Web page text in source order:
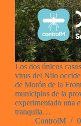
Los dos únicos
virus del Nilo
de Morón de la
municipios de la
experimentado una
tranquila…
ControlM